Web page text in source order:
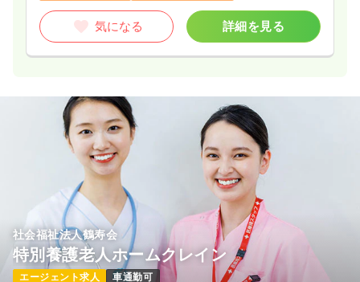
給与 25.5 賞与2回
※経験10年の例
気になる 詳細を見る
日勤のみ（パート） 一時募集休止
時給1,400〜1,700
8:00～16:30
第二新卒可
時給1,700円以上可
気になる 詳細を見る
気になる 詳細を見る
社会福祉法人鶴寿会
特別養護老人ホームクレイン
エージェント求人 車通勤可